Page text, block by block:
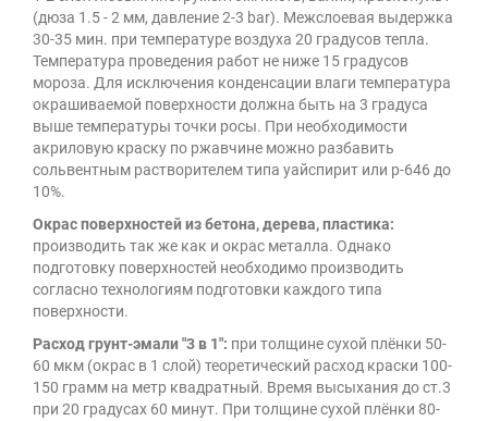
(дюза 1.5 - 2 мм, давление 2-3 bar). Межслоевая выдержка
30-35 мин. при температуре воздуха 20 градусов тепла.
Температура проведения работ не ниже 15 градусов
мороза. Для исключения конденсации влаги температура
окрашиваемой поверхности должна быть на 3 градуса
выше температуры точки росы. При необходимости
акриловую краску по ржавчине можно разбавить
сольвентным растворителем типа уайспирит или р-646 до
10%.
Окрас поверхностей из бетона, дерева, пластика:
производить так же как и окрас металла. Однако
подготовку поверхностей необходимо производить
согласно технологиям подготовки каждого типа
поверхности.
Расход грунт-эмали "3 в 1": при толщине сухой плёнки 50-
60 мкм (окрас в 1 слой) теоретический расход краски 100-
150 грамм на метр квадратный. Время высыхания до ст.3
при 20 градусах 60 минут. При толщине сухой плёнки 80-